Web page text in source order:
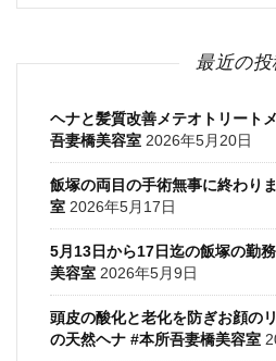
最近の
ヘナと髪質改善メテオトリート
吾妻橋美容室 2026年5月20日
飯塚の両目の手術無事に終わり
室 2026年5月17日
5月13日から17日迄の飯塚の勤
美容室 2026年5月9日
頭皮の酸化と老化を防ぎお顔の
の天然ヘナ #本所吾妻橋美容室